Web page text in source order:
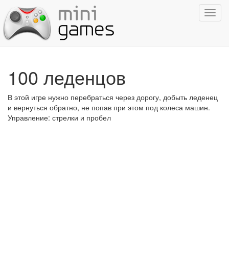
100 леденцов
В этой игре нужно перебраться через дорогу, добыть леденец
и вернуться обратно, не попав при этом под колеса машин.
Управление: стрелки и пробел